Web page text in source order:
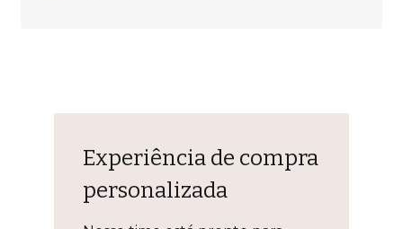
Experiência de compra
personalizada